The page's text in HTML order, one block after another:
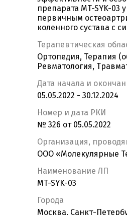
препарата MT-SYK-03
первичным
коленного сустава с
Терапевтическая
Ортопедия, Терапия
Ревматология,
Дата начала и
05.05.2022 - 30.12.2024
Номер и дата РКИ
№ 326 от 05.05.2022
Организация,
ООО «Молекулярные
Наименование ЛП
MT-SYK-03
Города
Москва, Санкт-